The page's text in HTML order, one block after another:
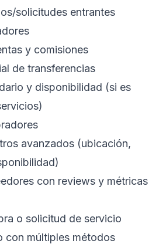
solicitudes entrantes
y comisiones
de transferencias
y disponibilidad (si es
avanzados (ubicación,
con reviews y métricas
o solicitud de servicio
con múltiples métodos